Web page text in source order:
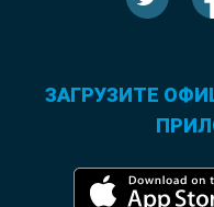
ЗАГРУЗИТЕ